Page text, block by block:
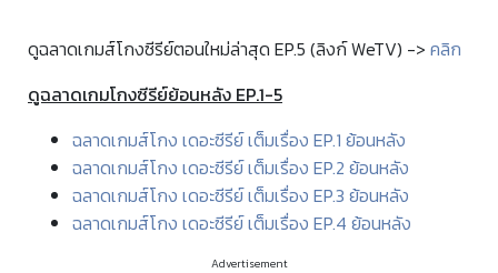
ดูฉลาดเกมส์โกงซีรีย์ตอนใหม่ล่าสุด EP.5 (ลิงก์ WeTV) -> คลิก
ดูฉลาดเกมโกงซีรีย์ย้อนหลัง EP.1-5
ฉลาดเกมส์โกง เดอะซีรีย์ เต็มเรื่อง EP.1 ย้อนหลัง
ฉลาดเกมส์โกง เดอะซีรีย์ เต็มเรื่อง EP.2 ย้อนหลัง
ฉลาดเกมส์โกง เดอะซีรีย์ เต็มเรื่อง EP.3 ย้อนหลัง
ฉลาดเกมส์โกง เดอะซีรีย์ เต็มเรื่อง EP.4 ย้อนหลัง
Advertisement